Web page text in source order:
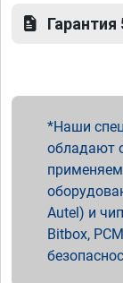
Гарантия
Наши
обладают
Autel) и
Bitbox,